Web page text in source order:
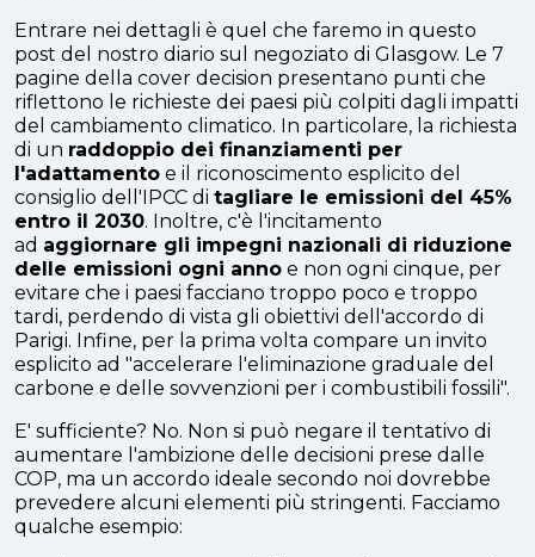
Entrare nei dettagli è quel che faremo in questo
post del nostro diario sul negoziato di Glasgow. Le 7
pagine della cover decision presentano punti che
riflettono le richieste dei paesi più colpiti dagli impatti
del cambiamento climatico. In particolare, la richiesta
di un raddoppio dei finanziamenti per
l'adattamento e il riconoscimento esplicito del
consiglio dell'IPCC di tagliare le emissioni del 45%
entro il 2030. Inoltre, c'è l'incitamento
ad aggiornare gli impegni nazionali di riduzione
delle emissioni ogni anno e non ogni cinque, per
evitare che i paesi facciano troppo poco e troppo
tardi, perdendo di vista gli obiettivi dell'accordo di
Parigi. Infine, per la prima volta compare un invito
esplicito ad "accelerare l'eliminazione graduale del
carbone e delle sovvenzioni per i combustibili fossili".
E' sufficiente? No. Non si può negare il tentativo di
aumentare l'ambizione delle decisioni prese dalle
COP, ma un accordo ideale secondo noi dovrebbe
prevedere alcuni elementi più stringenti. Facciamo
qualche esempio: